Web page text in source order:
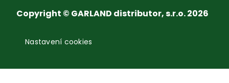
Copyright © GARLAND distributor, s.r.o. 2026
Nastavení cookies